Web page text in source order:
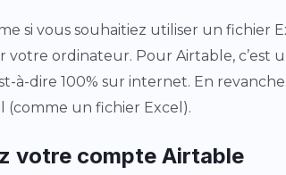
si vous souhaitiez utiliser un fichier
votre ordinateur. Pour Airtable, c’est
à-dire 100% sur internet. En
(comme un fichier Excel).
votre compte Airtable